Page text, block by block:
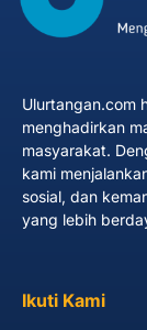
Ulurtangan.com
menghadirkan
masyarakat.
kami
sosial, dan
yang lebih
Ikuti Kami